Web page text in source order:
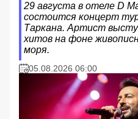
29 августа в отеле D
состоится концерт
Таркана. Артист
хитов на фоне
моря.
05.08.2026 06:00